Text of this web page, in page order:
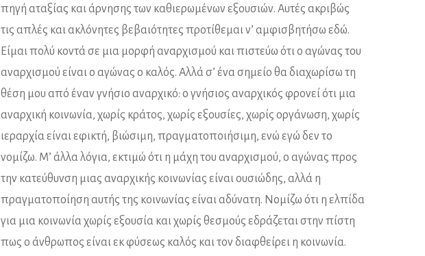
πηγή αταξίας και άρνησης των καθιερωμένων εξουσιών. Αυτές ακριβώς
τις απλές και ακλόνητες βεβαιότητες προτίθεμαι ν’ αμφισβητήσω εδώ.
Είμαι πολύ κοντά σε μια μορφή αναρχισμού και πιστεύω ότι ο αγώνας του
αναρχισμού είναι ο αγώνας ο καλός. Αλλά σ’ ένα σημείο θα διαχωρίσω τη
θέση μου από έναν γνήσιο αναρχικό: ο γνήσιος αναρχικός φρονεί ότι μια
αναρχική κοινωνία, χωρίς κράτος, χωρίς εξουσίες, χωρίς οργάνωση, χωρίς
ιεραρχία είναι εφικτή, βιώσιμη, πραγματοποιήσιμη, ενώ εγώ δεν το
νομίζω. Μ’ άλλα λόγια, εκτιμώ ότι η μάχη του αναρχισμού, ο αγώνας προς
την κατεύθυνση μιας αναρχικής κοινωνίας είναι ουσιώδης, αλλά η
πραγματοποίηση αυτής της κοινωνίας είναι αδύνατη. Νομίζω ότι η ελπίδα
για μια κοινωνία χωρίς εξουσία και χωρίς θεσμούς εδράζεται στην πίστη
πως ο άνθρωπος είναι εκ φύσεως καλός και τον διαφθείρει η κοινωνία.